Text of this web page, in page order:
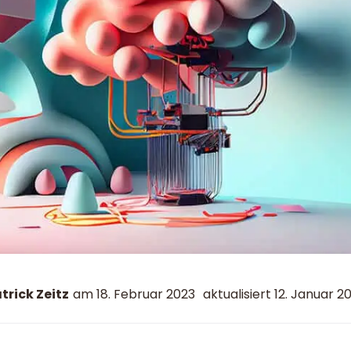
Zeitz am18. Februar 2023 aktualisiert 12. Januar